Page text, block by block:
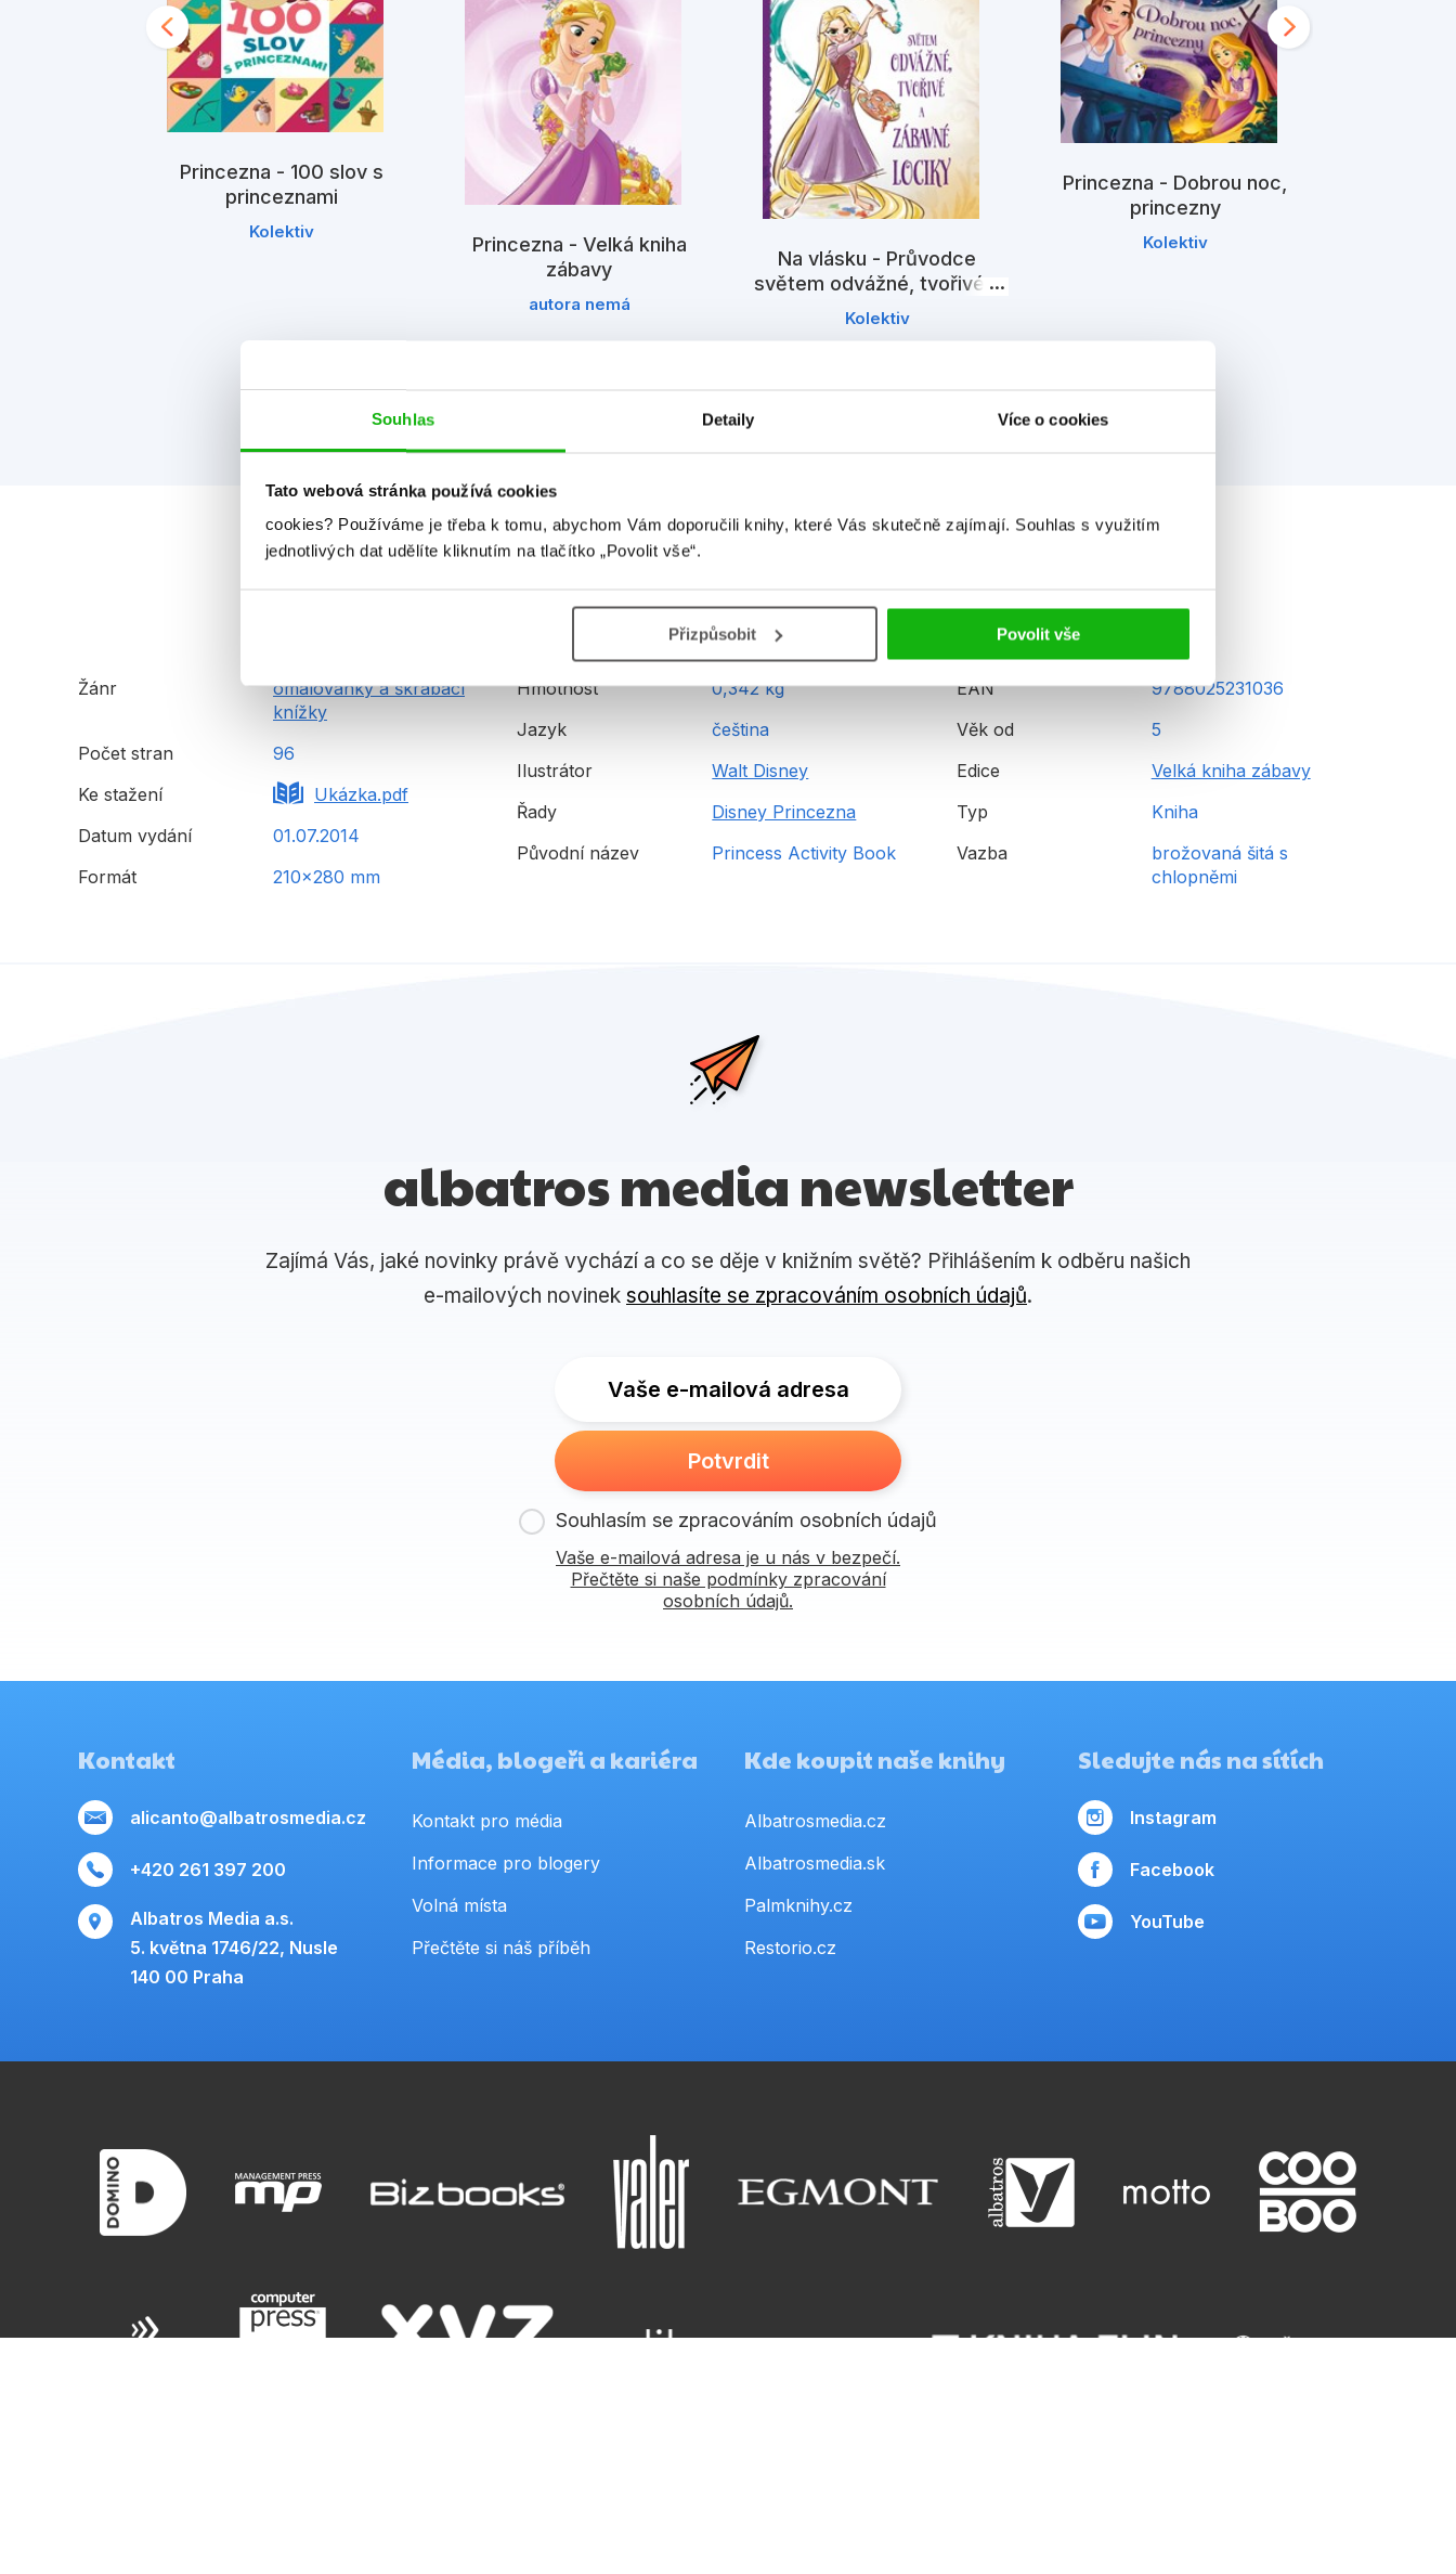
Souhlas Detaily Více o cookies
Tato webová stránka používá cookies
cookies? Používáme je třeba k tomu, abychom Vám doporučili knihy, které Vás skutečně zajímají. Souhlas s využitím
jednotlivých dat udělíte kliknutím na tlačítko „Povolit vše“.
Přizpůsobit Povolit vše
Princezna - 100 slov s
princeznami
Kolektiv
Princezna - Velká kniha
zábavy
autora nemá
Na vlásku - Průvodce
světem odvážné, tvořivé a
zábavné Lociky
Kolektiv
Princezna - Dobrou noc,
princezny
Kolektiv
Detailní informace
Žánr
omalovánky a škrábací
knížky
Počet stran
96
Ke stažení
Ukázka.pdf
Datum vydání
01.07.2014
Formát
210x280 mm
Hmotnost
0,342 kg
Jazyk
čeština
Ilustrátor
Walt Disney
Řady
Disney Princezna
Původní název
Princess Activity Book
EAN
9788025231036
Věk od
5
Edice
Velká kniha zábavy
Typ
Kniha
Vazba
brožovaná šitá s
chlopněmi
albatros media newsletter
Zajímá Vás, jaké novinky právě vychází a co se děje v knižním světě? Přihlášením k odběru našich
e-mailových novinek souhlasíte se zpracováním osobních údajů.
Vaše e-mailová adresa
Potvrdit
Souhlasím se zpracováním osobních údajů
Vaše e-mailová adresa je u nás v bezpečí.
Přečtěte si naše podmínky zpracování
osobních údajů.
Kontakt
alicanto@albatrosmedia.cz
+420 261 397 200
Albatros Media a.s.
5. května 1746/22, Nusle
140 00 Praha
Média, blogeři a kariéra
Kontakt pro média
Informace pro blogery
Volná místa
Přečtěte si náš příběh
Kde koupit naše knihy
Albatrosmedia.cz
Albatrosmedia.sk
Palmknihy.cz
Restorio.cz
Sledujte nás na sítích
Instagram
Facebook
YouTube